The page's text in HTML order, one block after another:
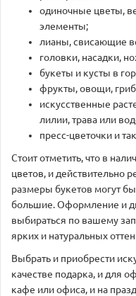
одиночные цветы,
элементы;
лианы, свисающие
головки, насадки,
букеты и кусты в
фрукты, овощи,
искусственные
лилии, трава или
пресс-цветочки и
Стоит отметить, что в
цветов, и действительно
размеры букетов могут
большие. Оформление и
выбираться по вашему
ярких и натуральных
Выбрать и приобрести
качестве подарка, и для
кафе или офиса, и на